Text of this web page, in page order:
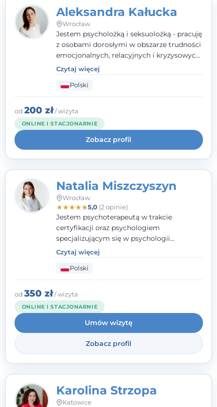
Aleksandra Kałucka
Wrocław
Jestem psycholożką i seksuolożką - pracuję
z osobami dorosłymi w obszarze trudności
emocjonalnych, relacyjnych i kryzysowych,
w tym z osobami po doświadczeniach
przemocy. Ukończyłam psychologię
kliniczną oraz studia podyplomowe z
interwencji kryzysowej i seksuologii
klinicznej na SWPS we Wrocławiu. W pracy
kieruję się empatią, etyką zawodową i
uważnością na potrzeby klienta.
Czytaj więcej
Polski
od 200 zł/ wizyta
ONLINE I STACJONARNIE
Zobacz profil
Natalia Miszczyszyn
Wrocław
★★★★★5,0(2 opinie)
Jestem psychoterapeutą w trakcie
certyfikacji oraz psychologiem
specjalizującym się w psychologii
klinicznej. Ukończyłam również studia
podyplomowe z Praktycznej Diagnozy
Psychologicznej. Aktywnie uczestniczę w
działalności Polskiego Towarzystwa
Psychiatrycznego oraz Polskiego
Towarzystwa Psychologicznego, a także
jestem członkiem nadzwyczajnym
Wielkopolskiego Towarzystwa Terapii
Systemowej.
Czytaj więcej
Polski
od 350 zł/ wizyta
ONLINE I STACJONARNIE
Umów wizytę
Zobacz profil
Karolina Strzopa
Katowice